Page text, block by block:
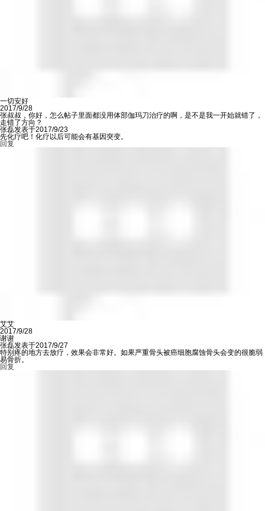
一切安好
2017/9/28
张叔叔，你好，怎么帖子里面都没用体部伽玛刀治疗的啊，是不是我一开始就错了，
走错了方向？
张磊发表于2017/9/23
先化疗吧！化疗以后可能会有基因突变。
回复
艾艾
2017/9/28
谢谢
张磊发表于2017/9/27
特别疼的地方去放疗，效果会非常好。如果严重骨头被癌细胞腐蚀骨头会变的很脆弱
易骨折。
回复